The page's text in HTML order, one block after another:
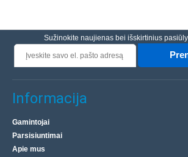
Sužinokite naujienas bei išskirtinius
Informacija
Gamintojai
Parsisiuntimai
Apie mus